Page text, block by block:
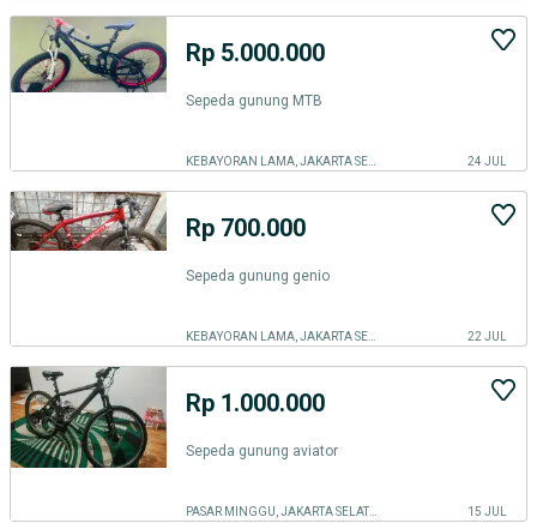
Rp 5.000.000
Sepeda gunung MTB
24 JUL
Rp 700.000
Sepeda gunung genio
22 JUL
Rp 1.000.000
Sepeda gunung aviator
PASAR MINGGU, JAKARTA SELATAN 15 JUL